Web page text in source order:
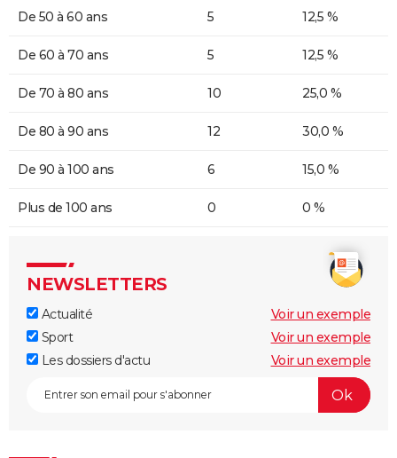
De 50 à 60 ans 5 12,5 %
De 60 à 70 ans 5 12,5 %
De 70 à 80 ans 10 25,0 %
De 80 à 90 ans 12 30,0 %
De 90 à 100 ans 6 15,0 %
Plus de 100 ans 0 0 %
NEWSLETTERS
Actualité
Voir un exemple
Sport
Voir un exemple
Les dossiers d'actu
Voir un exemple